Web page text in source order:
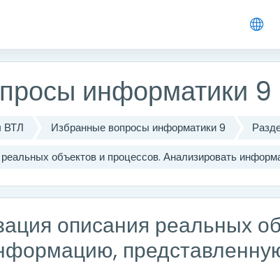
информатики 9
ВТЛ Избранные вопросы информатики 9
объектов и процессов. Анализировать
описания реальных